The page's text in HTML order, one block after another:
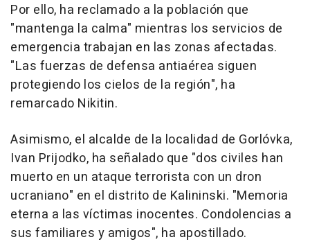
Por ello, ha reclamado a la población que
"mantenga la calma" mientras los servicios de
emergencia trabajan en las zonas afectadas.
"Las fuerzas de defensa antiaérea siguen
protegiendo los cielos de la región", ha
remarcado Nikitin.
Asimismo, el alcalde de la localidad de Gorlóvka,
Ivan Prijodko, ha señalado que "dos civiles han
muerto en un ataque terrorista con un dron
ucraniano" en el distrito de Kalininski. "Memoria
eterna a las víctimas inocentes. Condolencias a
sus familiares y amigos", ha apostillado.